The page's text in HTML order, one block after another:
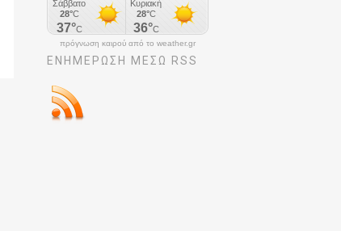
πρόγνωση καιρού από το weather.gr
ΕΝΗΜΈΡΩΣΉ ΜΕΣΩ RSS